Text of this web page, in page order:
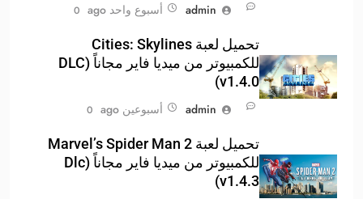
admin
أسبوع واحد ago 0
تحميل لعبة Cities: Skylines
للكمبيوتر من ميديا فاير مجاناً (DLC
v1.4.0)
admin
أسبوعين ago 0
تحميل لعبة Marvel’s Spider Man 2
للكمبيوتر من ميديا فاير مجاناً (Dlc
v1.4.3)